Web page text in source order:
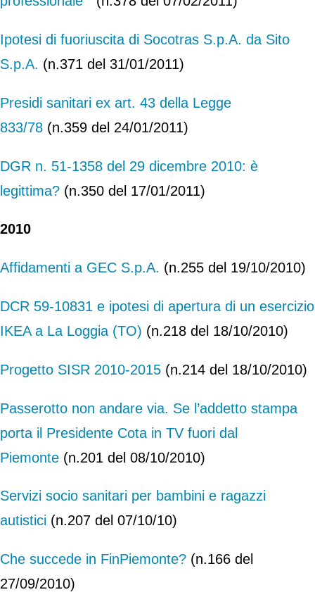
Ipotesi di fuoriuscita di Socotras S.p.A. da Sito
S.p.A. (n.371 del 31/01/2011)
Presidi sanitari ex art. 43 della Legge
833/78 (n.359 del 24/01/2011)
DGR n. 51-1358 del 29 dicembre 2010: è
legittima? (n.350 del 17/01/2011)
2010
Affidamenti a GEC S.p.A. (n.255 del 19/10/2010)
DCR 59-10831 e ipotesi di apertura di un esercizio
IKEA a La Loggia (TO) (n.218 del 18/10/2010)
Progetto SISR 2010-2015 (n.214 del 18/10/2010)
Passerotto non andare via. Se l’addetto stampa
porta il Presidente Cota in TV fuori dal
Piemonte (n.201 del 08/10/2010)
Servizi socio sanitari per bambini e ragazzi
autistici (n.207 del 07/10/10)
Che succede in FinPiemonte? (n.166 del
27/09/2010)